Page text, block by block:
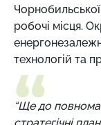
Чорнобильської
робочі місця.
технологій та
“Ще до